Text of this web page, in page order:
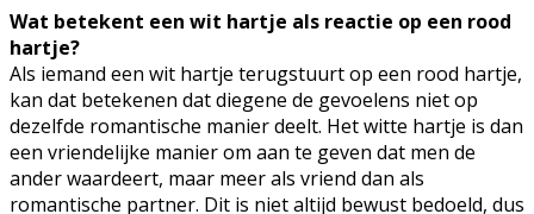
Wat betekent een wit hartje als reactie op een rood
hartje?
Als iemand een wit hartje terugstuurt op een rood hartje,
kan dat betekenen dat diegene de gevoelens niet op
dezelfde romantische manier deelt. Het witte hartje is dan
een vriendelijke manier om aan te geven dat men de
ander waardeert, maar meer als vriend dan als
romantische partner. Dit is niet altijd bewust bedoeld, dus